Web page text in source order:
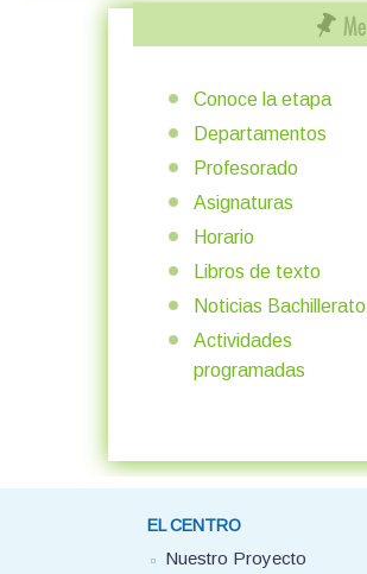
Conoce la etapa
Departamentos
Profesorado
Asignaturas
Horario
Libros de texto
Noticias Bachillerato
Actividades
programadas
EL CENTRO
Nuestro Proyecto